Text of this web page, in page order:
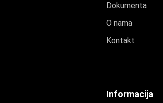
Dokumenta
O nama
Kontakt
Informacija